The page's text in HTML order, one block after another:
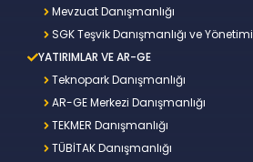
Mevzuat Danışmanlığı
SGK Teşvik Danışmanlığı ve Yönetimi
YATIRIMLAR VE AR-GE
Teknopark Danışmanlığı
AR-GE Merkezi Danışmanlığı
TEKMER Danışmanlığı
TÜBİTAK Danışmanlığı